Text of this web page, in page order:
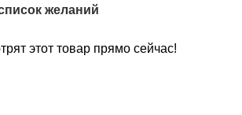
желаний
этот товар прямо сейчас!